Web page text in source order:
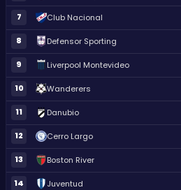
7 Club Nacional
8 Defensor Sporting
9 Liverpool Montevideo
10 Wanderers
11 Danubio
12 Cerro Largo
13 Boston River
14 Juventud